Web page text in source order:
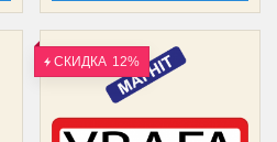
СКИДКА 12%